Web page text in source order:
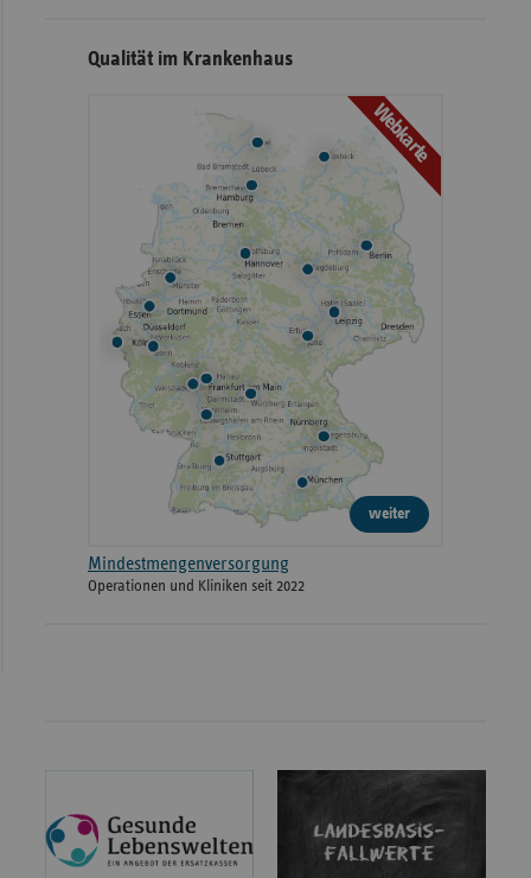
Qualität im Krankenhaus
Webkarte
weiter
Mindestmengenversorgung
Operationen und Kliniken seit 2022